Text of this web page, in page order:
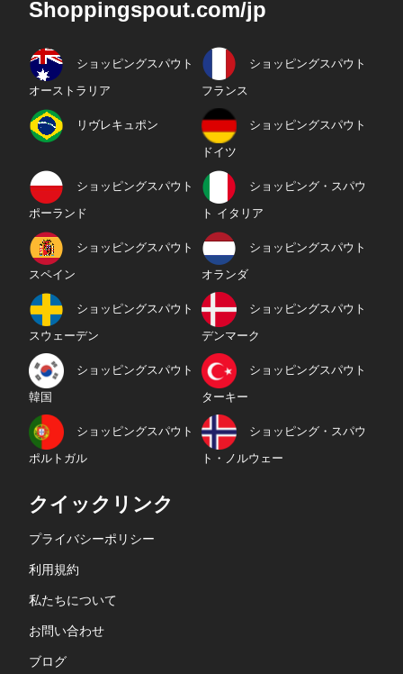
Shoppingspout.com/jp
ショッピングスパウト
オーストラリア
ショッピングスパウト
フランス
リヴレキュポン ショッピングスパウト
ドイツ
ショッピングスパウト
ポーランド
ショッピング・スパウ
ト イタリア
ショッピングスパウト
スペイン
ショッピングスパウト
オランダ
ショッピングスパウト
スウェーデン
ショッピングスパウト
デンマーク
ショッピングスパウト
韓国
ショッピングスパウト
ターキー
ショッピングスパウト
ポルトガル
ショッピング・スパウ
ト・ノルウェー
クイックリンク
プライバシーポリシー
利用規約
私たちについて
お問い合わせ
ブログ